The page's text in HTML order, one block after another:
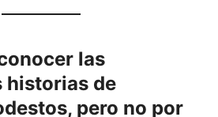
las
historias de
pero no por